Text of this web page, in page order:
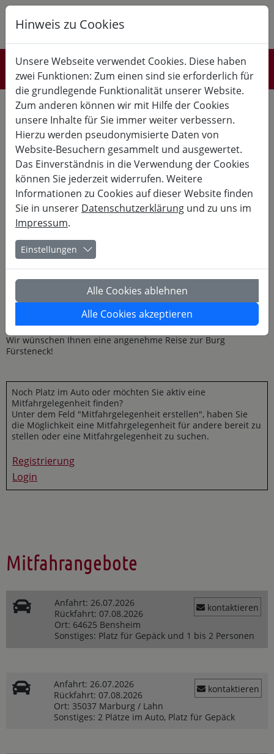
K B
Mitfahrbörse
Kosten sparen, Kontakte knüpfen und die Umwelt schonen!
Sie suchen eine Mitfahrgelegenheit zur Burg oder Sie wären
bereit, jemandem eine Mitfahrgelegenheit anzubieten?
Wenn Sie Angebote einstellen möchten, registrieren Sie sich
einmal bei unserer Mitfahrbörse. Nach dem Login können Sie
entsprechende Anzeigen aufgeben.
Geben Sie einfach Ihren Abfahrtsort oder dessen Postleitzahl in
das untere Feld ein, um eine Mitfahrgelegenheit oder Mitfahrer
zu finden.
Abfahrt / PLZ:
Wir wünschen Ihnen eine angenehme Reise zur Burg
Fürsteneck!
Noch Platz im Auto oder möchten Sie aktiv eine
Mitfahrgelegenheit finden?
Unter dem Feld "Mitfahrgelegenheit erstellen", haben Sie
die Möglichkeit eine Mitfahrgelegenheit für andere bereit zu
stellen oder eine Mitfahrgelegenheit zu suchen.
Registrierung
Login
Mitfahrangebote
Anfahrt: 26.07.2026
Rückfahrt: 07.08.2026
Ort: 64625 Bensheim
Sonstiges: Platz für Gepäck und 1 bis 2 Personen
kontaktieren
Anfahrt: 26.07.2026
Rückfahrt: 07.08.2026
Ort: 35037 Marburg / Lahn
Sonstiges: 2 Plätze im Auto, Platz für Gepäck
kontaktieren
Hinweis zu Cookies
Unsere Webseite verwendet Cookies. Diese haben
zwei Funktionen: Zum einen sind sie erforderlich für
die grundlegende Funktionalität unserer Website.
Zum anderen können wir mit Hilfe der Cookies
unsere Inhalte für Sie immer weiter verbessern.
Hierzu werden pseudonymisierte Daten von
Website-Besuchern gesammelt und ausgewertet.
Das Einverständnis in die Verwendung der Cookies
können Sie jederzeit widerrufen. Weitere
Informationen zu Cookies auf dieser Website finden
Sie in unserer Datenschutzerklärung und zu uns im
Impressum.
Einstellungen
Alle Cookies ablehnen
Alle Cookies akzeptieren